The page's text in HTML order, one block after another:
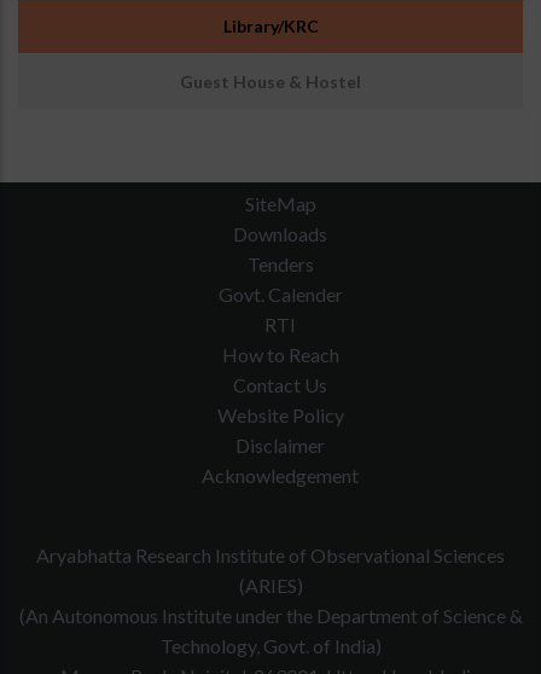
Library/KRC
Guest House & Hostel
SiteMap
Downloads
Tenders
Govt. Calender
RTI
How to Reach
Contact Us
Website Policy
Disclaimer
Acknowledgement
Aryabhatta Research Institute of Observational Sciences
(ARIES)
(An Autonomous Institute under the Department of Science &
Technology, Govt. of India)